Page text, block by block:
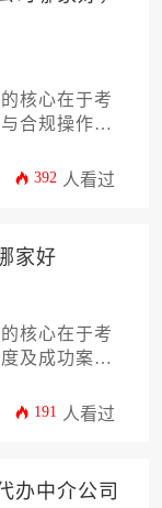
核心在于考
合规操作体
392 人看过
家好
核心在于考
及成功案例
191 人看过
办中介公司